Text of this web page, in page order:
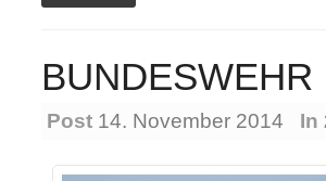
BUNDESWEHR
Post 14. November 2014 In